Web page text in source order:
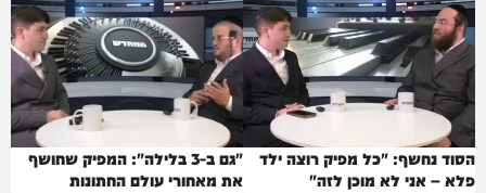
הסוד נחשף: "כל מפיק רוצה ילד
פלא – אני לא מוכן לזה"
"גם ב-3 בלילה": המפיק שחושף
את מאחורי עולם החתונות